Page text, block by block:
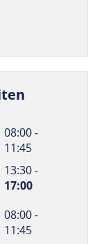
08:00 -
11:45
13:30 -
17:00
08:00 -
11:45